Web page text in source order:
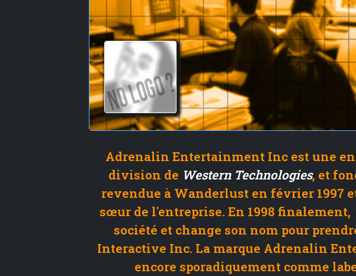
Adrenalin Entertainment Inc est une
division de Western Technologies, et
revendue à Wanderlust en février 1997
sœur de l'entreprise. En 1998 finalement,
société et change son nom pour
Interactive Inc. La marque Adrenalin
encore sporadiquement comme